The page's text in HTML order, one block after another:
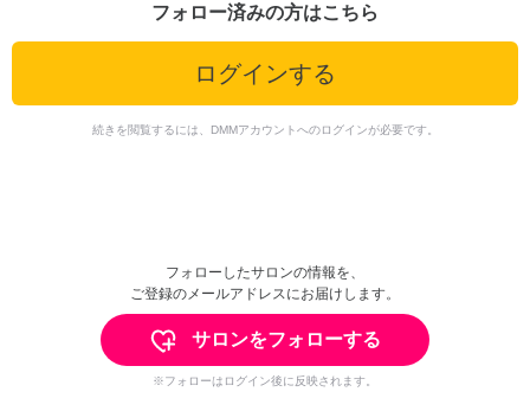
フォロー済みの方はこちら
ログインする
続きを閲覧するには、DMMアカウントへのログインが必要です。
フォローしたサロンの情報を、
ご登録のメールアドレスにお届けします。
サロンをフォローする
※フォローはログイン後に反映されます。